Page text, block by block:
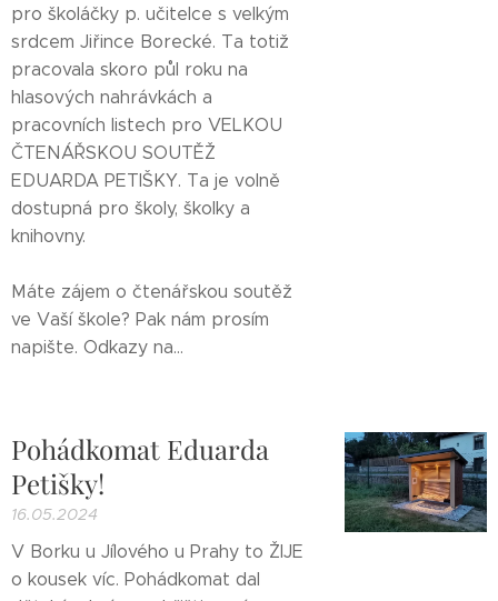
pro školáčky p. učitelce s velkým
srdcem Jiřince Borecké. Ta totiž
pracovala skoro půl roku na
hlasových nahrávkách a
pracovních listech pro VELKOU
ČTENÁŘSKOU SOUTĚŽ
EDUARDA PETIŠKY. Ta je volně
dostupná pro školy, školky a
knihovny.
Máte zájem o čtenářskou soutěž
ve Vaší škole? Pak nám prosím
napište. Odkazy na...
Pohádkomat Eduarda
Petišky!
16.05.2024
V Borku u Jílového u Prahy to ŽIJE
o kousek víc. Pohádkomat dal